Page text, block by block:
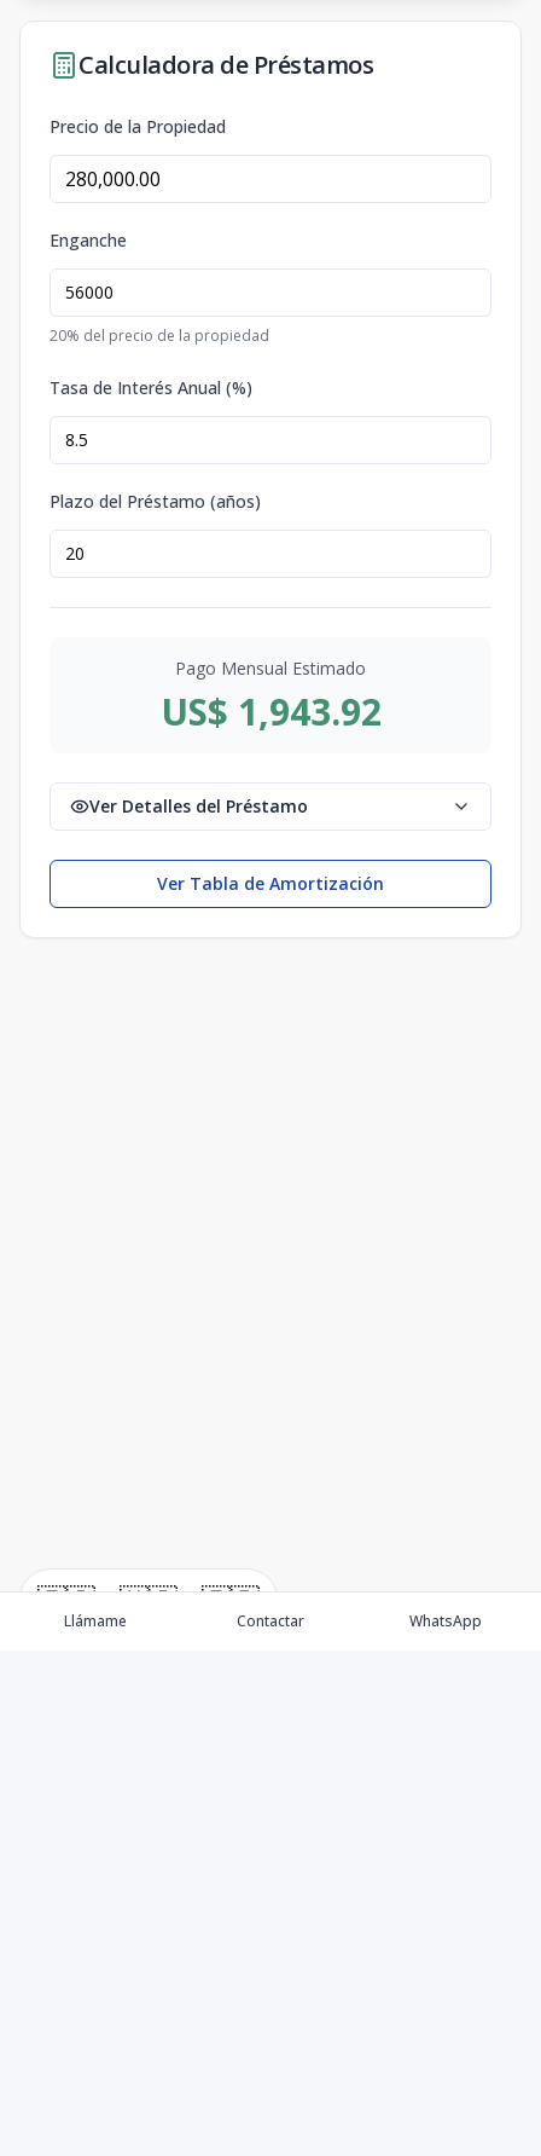
🇪🇸 🇺🇸 🇫🇷
Calculadora de Préstamos
Precio de la Propiedad
Enganche
20% del precio de la propiedad
Tasa de Interés Anual (%)
Plazo del Préstamo (años)
Pago Mensual Estimado
US$ 1,943.92
Ver Detalles del Préstamo
Ver Tabla de Amortización
Llámame Contactar WhatsApp